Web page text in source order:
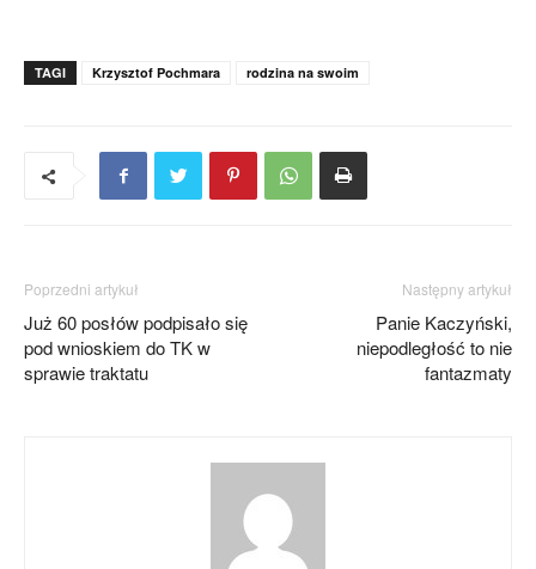
TAGI Krzysztof Pochmara rodzina na swoim
Poprzedni artykuł
Już 60 posłów podpisało się
pod wnioskiem do TK w
sprawie traktatu
Następny artykuł
Panie Kaczyński,
niepodległość to nie
fantazmaty